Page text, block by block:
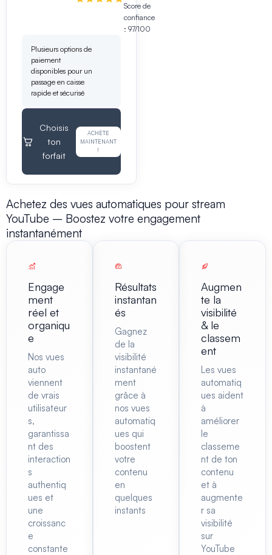
Score de
confiance
: 97/100
Plusieurs options de
paiement
disponibles pour un
passage en caisse
rapide et sécurisé
Choisis
ton
forfait
ACHÈTE
MAINTENANT
!
Achetez des vues automatiques pour stream
YouTube – Boostez votre engagement
instantanément
Engage
ment
réel et
organiqu
e
Nos vues
auto
viennent
de vrais
utilisateur
s,
garantissa
nt des
interaction
s
authentiq
ues et
une
croissanc
e
constante
Résultats
instantan
és
Gagnez
de la
visibilité
instantané
ment
grâce à
nos vues
automatiq
ues qui
boostent
votre
contenu
en
quelques
instants
Augmen
te la
visibilité
& le
classem
ent
Les vues
automatiq
ues aident
à
améliorer
le
classeme
nt de ton
contenu
et à
augmente
r sa
visibilité
sur
YouTube